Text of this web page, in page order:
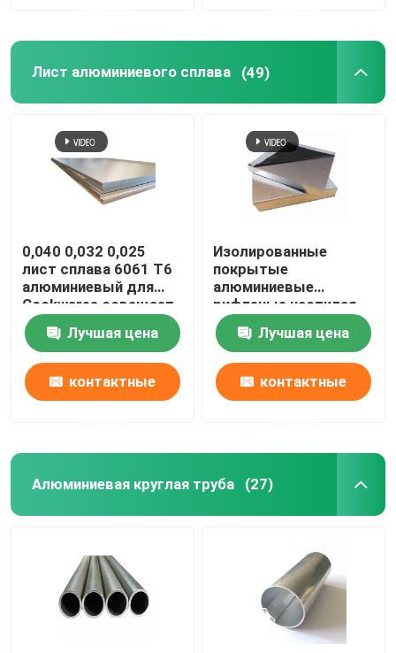
Лист алюминиевого сплава (49)
0,040 0,032 0,025
лист сплава 6061 T6
алюминиевый для
Cookwares освещает
пробелы печатания
сублимацииЛучшая цена
контактные
Изолированные
покрытые
алюминиевые
рифленые настилая
крышу листы
обшивают панелями
1060 1mm 3mm 5mm
10mm 3004 3005
Лучшая цена
контактные
Алюминиевая круглая труба (27)